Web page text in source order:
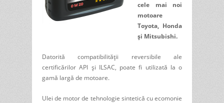
cele mai noi
motoare
Toyota, Honda
și Mitsubishi.
Datorită compatibilității reversibile ale
certificărilor API și ILSAC, poate fi utilizată la o
gamă largă de motoare.
Ulei de motor de tehnologie sintetică cu ecomonie